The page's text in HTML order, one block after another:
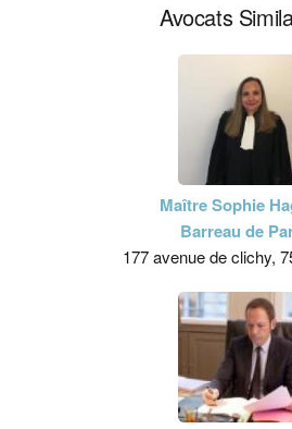
Avocats
Maître Sophie
Barreau de
177 avenue de clichy,